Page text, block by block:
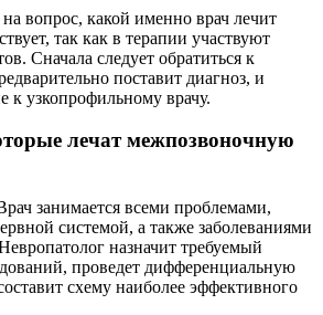
вопрос, какой именно врач лечит
так как в терапии участвуют
Сначала следует обратиться к
поставит диагноз, и
к узкопрофильному врачу.
лечат межпозвоночную
занимается всеми проблемами,
системой, а также заболеваниями
назначит требуемый
проведет дифференциальную
схему наиболее эффективного